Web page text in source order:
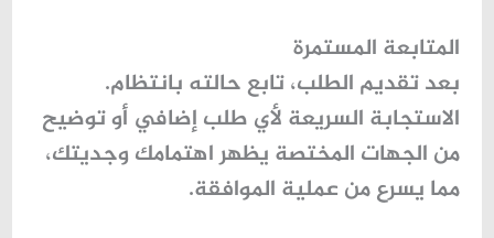
المتابعة المستمرة
بعد تقديم الطلب، تابع حالته بانتظام.
الاستجابة السريعة لأي طلب إضافي أو توضيح
من الجهات المختصة يظهر اهتمامك وجديتك،
مما يسرع من عملية الموافقة.